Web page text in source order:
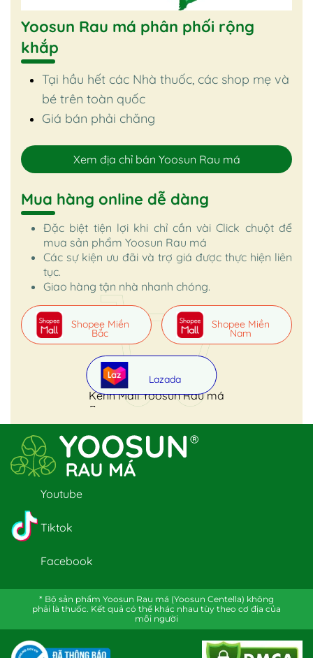
Yoosun Rau má phân phối rộng
khắp
Tại hầu hết các Nhà thuốc, các shop mẹ và
bé trên toàn quốc
Giá bán phải chăng
Xem địa chỉ bán Yoosun Rau má
Mua hàng online dễ dàng
Đặc biệt tiện lợi khi chỉ cần vài Click chuột để
mua sản phẩm Yoosun Rau má
Các sự kiện ưu đãi và trợ giá được thực hiện liên
tục.
Giao hàng tận nhà nhanh chóng.
Kênh Mall Yoosun Rau má
Shopee Miền
Bắc
Shopee Miền
Nam
Lazada
Youtube
Tiktok
Facebook
* Bộ sản phẩm Yoosun Rau má (Yoosun Centella) không
phải là thuốc. Kết quả có thể khác nhau tùy theo cơ địa của
mỗi người